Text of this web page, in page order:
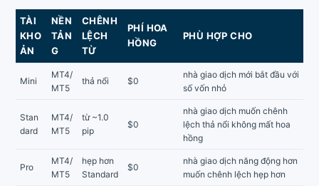
TÀI
KHO
ẢN
NỀN
TẢN
G
CHÊNH
LỆCH
TỪ
PHÍ HOA
HỒNG
PHÙ HỢP CHO
Mini
MT4/
MT5
thả nổi $0
nhà giao dịch mới bắt đầu với
số vốn nhỏ
Stan
dard
MT4/
MT5
từ ~1.0
pip
$0
nhà giao dịch muốn chênh
lệch thả nổi không mất hoa
hồng
Pro
MT4/
MT5
hẹp hơn
Standard
$0
nhà giao dịch năng động hơn
muốn chênh lệch hẹp hơn